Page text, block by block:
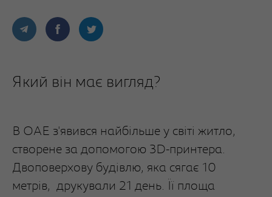
Який він має вигляд?
В ОАЕ з'явився найбільше у світі житло,
створене за допомогою 3D-принтера.
Двоповерхову будівлю, яка сягає 10
метрів, друкували 21 день. Її площа